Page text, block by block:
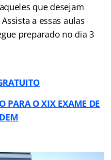
que desejam
a essas aulas
preparado no dia 3
PARA O XIX EXAME DE